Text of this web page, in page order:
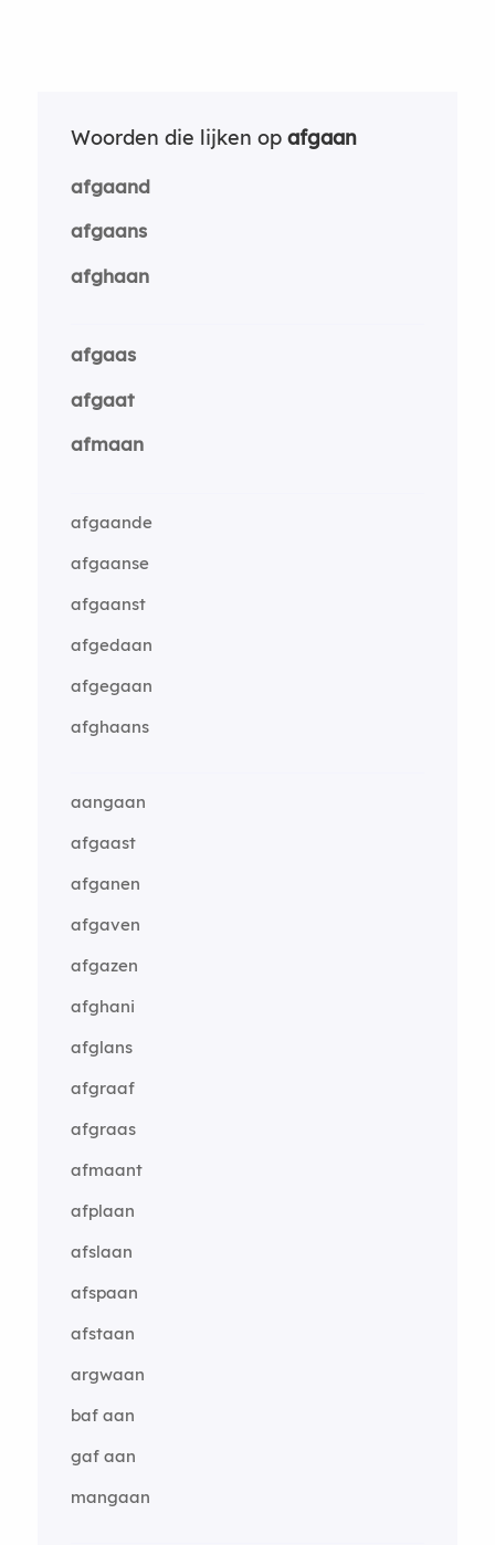
Woorden die lijken op afgaan
afgaand
afgaans
afghaan
afgaas
afgaat
afmaan
afgaande
afgaanse
afgaanst
afgedaan
afgegaan
afghaans
aangaan
afgaast
afganen
afgaven
afgazen
afghani
afglans
afgraaf
afgraas
afmaant
afplaan
afslaan
afspaan
afstaan
argwaan
baf aan
gaf aan
mangaan